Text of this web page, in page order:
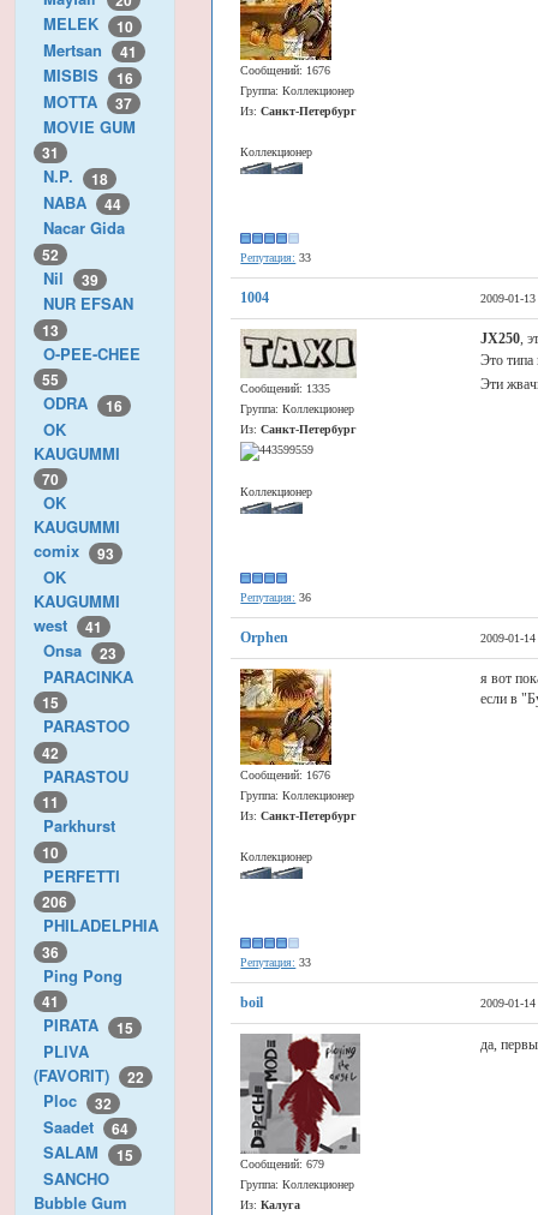
MELEK 10
Mertsan 41
MISBIS 16
MOTTA 37
MOVIE GUM
31
N.P. 18
NABA 44
Nacar Gida
52
Nil 39
NUR EFSAN
13
O-PEE-CHEE
55
ODRA 16
OK
KAUGUMMI
70
OK
KAUGUMMI
comix
93
OK
KAUGUMMI
west
41
Onsa 23
PARACINKA
15
PARASTOO
42
PARASTOU
11
Parkhurst
10
PERFETTI
206
PHILADELPHIA
36
Ping Pong
41
PIRATA 15
PLIVA
(FAVORIT)
22
Ploc 32
Saadet 64
SALAM 15
SANCHO
Bubble Gum
Сообщений: 1676
Группа: Коллекционер
Из:Санкт-Петербург
Коллекционер
Репутация: 33
1004 2009-01-
Сообщений: 1335
Группа: Коллекционер
Из:Санкт-Петербург
Коллекционер
Репутация: 36
JX250,
Это типа
Эти
Orphen 2009-01-
Сообщений: 1676
Группа: Коллекционер
Из:Санкт-Петербург
Коллекционер
Репутация: 33
я вот
если в
boil 2009-01-
Сообщений: 679
Группа: Коллекционер
Из:Калуга
да,